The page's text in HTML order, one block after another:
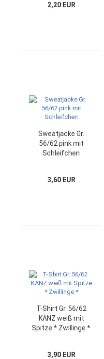
2,20 EUR
Sweatjacke Gr.
56/62 pink mit
Schleifchen
3,60 EUR
T-Shirt Gr. 56/62
KANZ weiß mit
Spitze * Zwillinge *
3,90 EUR